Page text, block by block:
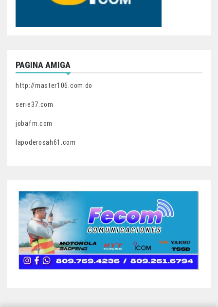
PAGINA AMIGA
http://master106.com.do
serie37.com
jobafm.com
lapoderosah61.com